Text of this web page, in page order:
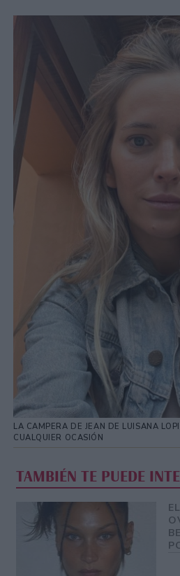
LA CAMPERA DE JEAN DE LUISANA
CUALQUIER OCASIÓN
TAMBIÉN TE PUEDE